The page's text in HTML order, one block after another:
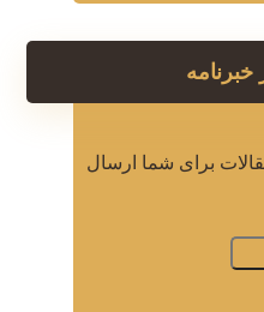
برای شما ارسال